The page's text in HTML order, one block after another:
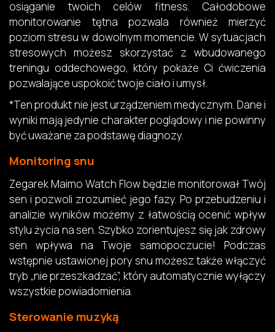
osiąganie twoich celów fitness. Całodobowe
monitorowanie tętna pozwala również mierzyć
poziom stresu w dowolnym momencie. W sytuacjach
stresowych możesz skorzystać z wbudowanego
treningu oddechowego, który pokaże Ci ćwiczenia
pozwalające uspokoić twoje ciało i umysł.
*Ten produkt nie jest urządzeniem medycznym. Dane i
wyniki mają jedynie charakter poglądowy i nie powinny
być uważane za podstawę diagnozy.
Monitoring snu
Zegarek Maimo Watch Flow będzie monitorował Twój
sen i pozwoli zrozumieć jego fazy. Po przebudzeniu i
analizie wyników możemy z łatwością ocenić wpływ
stylu życia na sen. Szybko zorientujesz się jak zdrowy
sen wpływa na Twoje samopoczucie! Podczas
wstępnie ustawionej pory snu możesz także włączyć
tryb „nie przeszkadzać”, który automatycznie wyłączy
wszystkie powiadomienia.
Sterowanie muzyką